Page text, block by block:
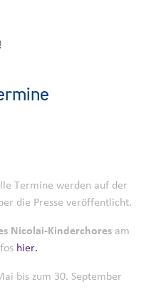
Termine werden auf der
die Presse veröffentlicht.
Nicolai-Kinderchores am
hier.
bis zum 30. September